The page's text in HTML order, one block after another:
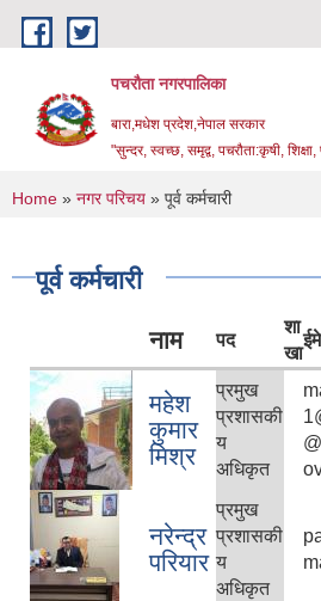
Skip to main content
पचरौता नगरपालिका
बारा,मधेश प्रदेश,नेपाल सरकार
"सुन्दर, स्वच्छ, समृद्व, पचरौता:कृषी, शिक्षा,
You are here
Home » नगर परिचय » पूर्व कर्मचारी
पूर्व कर्मचारी
नाम पद
शा
खा
महेश
कुमार
मिश्र
प्रमुख
प्रशासकी
य
अधिकृत
नरेन्द्र
परियार
प्रमुख
प्रशासकी
य
अधिकृत